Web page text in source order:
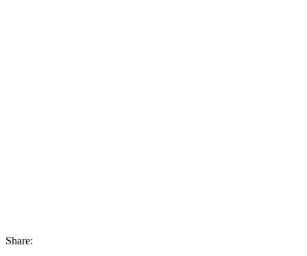
Share: